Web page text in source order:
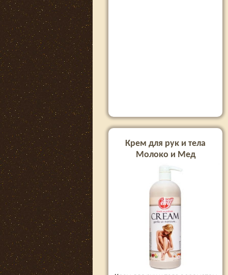
Крем для рук и тела
Молоко и Мед